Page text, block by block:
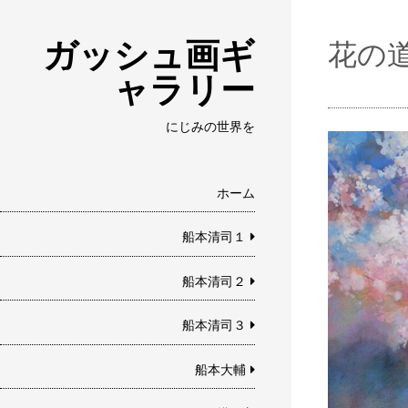
ガッシュ画ギ
ャラリー
にじみの世界を
ホーム
船本清司１
船本清司２
船本清司３
船本大輔
花の